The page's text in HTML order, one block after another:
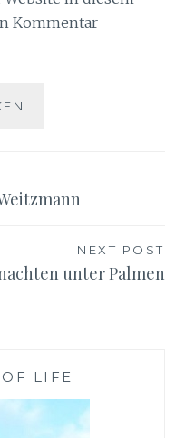
Kommentar
NEXT POST
unter Palmen
LIFE